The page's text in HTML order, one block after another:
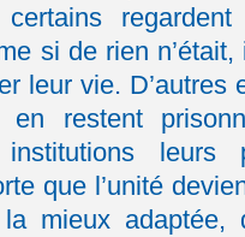
regardent
si de rien
leur vie. D’autres
restent
leurs
que l’unité
la mieux